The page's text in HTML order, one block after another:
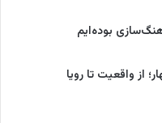
بوده‌ایم
از واقعیت تا رویا